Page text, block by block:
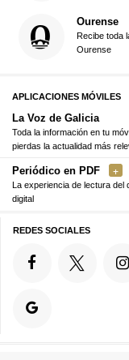
Ourense
Recibe toda
Ourense
APLICACIONES MÓVILES
La Voz de Galicia
Toda la información en tu
pierdas la actualidad más
Periódico en PDF
La experiencia de lectura del
digital
REDES SOCIALES